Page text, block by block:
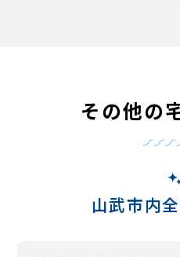
その他の
山武市内